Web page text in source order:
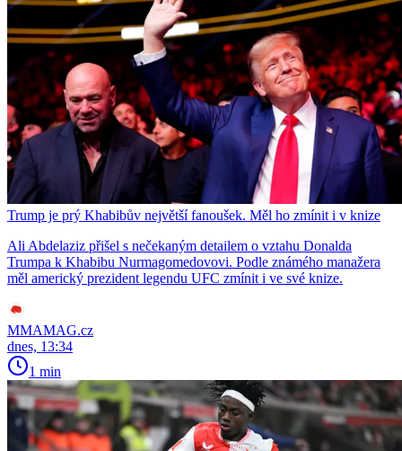
Trump je prý Khabibův největší fanoušek. Měl ho zmínit i v knize
Ali Abdelaziz přišel s nečekaným detailem o vztahu Donalda
Trumpa k Khabibu Nurmagomedovovi. Podle známého manažera
měl americký prezident legendu UFC zmínit i ve své knize.
MMAMAG.cz
dnes, 13:34
1 min